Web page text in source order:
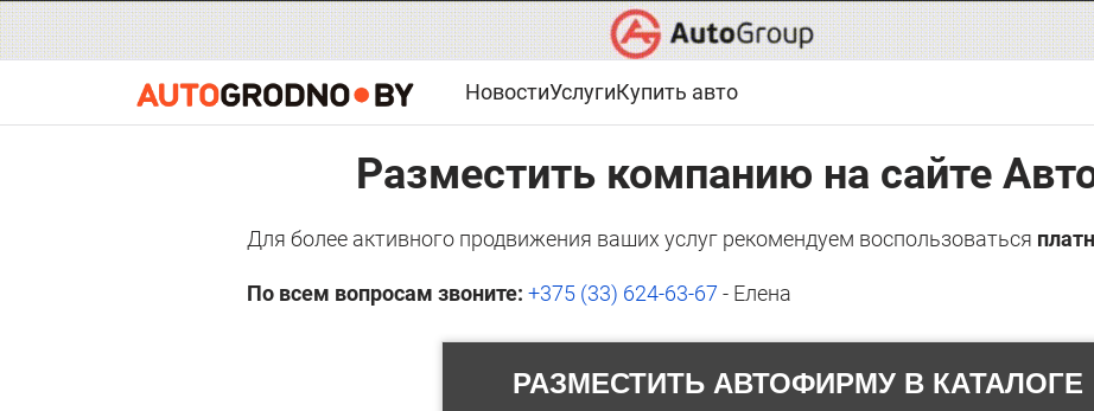
НовостиУслугиКупить авто
Разместить компанию на сайте
Для более активного продвижения ваших услуг рекомендуем воспользоваться
По всем вопросам звоните: +375 (33) 624-63-67 - Елена